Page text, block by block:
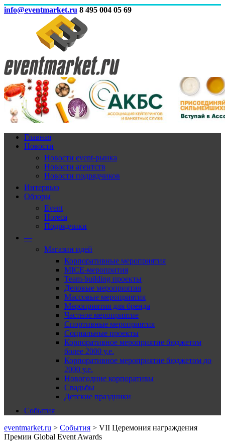
info@eventmarket.ru 8 495 004 05 69
Главная
Новости
Новости event-рынка
Новости агентств
Новости подрядчиков
Интервью
Обзоры
Event
Horeca
Подрядчики
—
Магазин идей
Корпоративные мероприятия
MICE-меропрития
Team-building проекты
Деловые мероприятия
Массовые мероприятия
Мероприятия для бренда
Частное мероприятие
Спортивные мероприятия
Социальные проекты
Корпоративное мероприятие бюджетом
более 2000 у.е.
Корпоративное мероприятие бюджетом до
2000 у.е.
Новогодние корпоративы
Свадьбы
Детские праздники
События
eventmarket.ru > События > VII Церемония награждения
Премии Global Event Awards